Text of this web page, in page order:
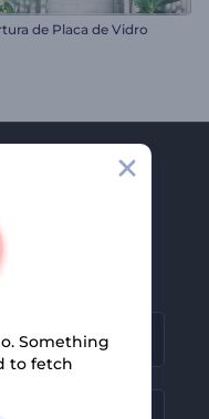
de Placa de Vidro
da
Something
to fetch